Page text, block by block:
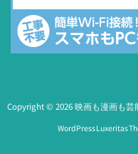
Copyright © 2026映画も漫画も芸
WordPress Luxeritas